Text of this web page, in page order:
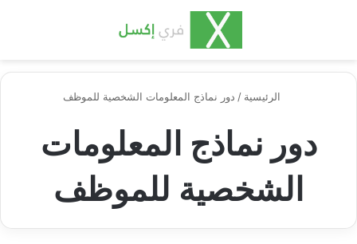
الرئيسية / دور نماذج المعلومات الشخصية للموظف
دور نماذج المعلومات
الشخصية للموظف